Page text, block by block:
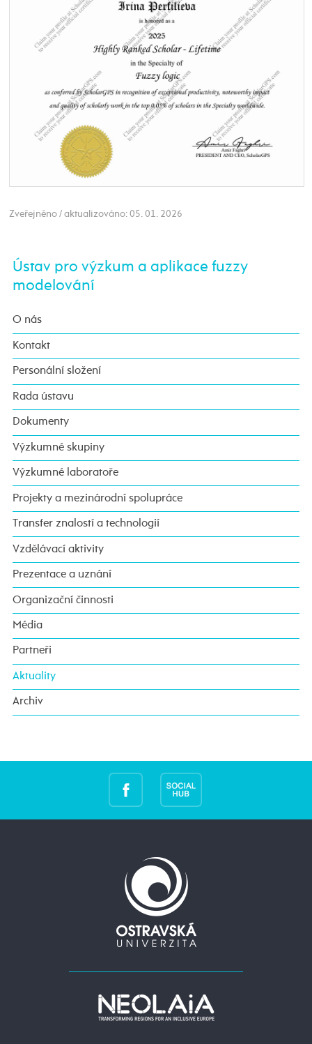
Zveřejněno / aktualizováno: 05. 01. 2026
Ústav pro výzkum a aplikace fuzzy
modelování
O nás
Kontakt
Personální složení
Rada ústavu
Dokumenty
Výzkumné skupiny
Výzkumné laboratoře
Projekty a mezinárodní spolupráce
Transfer znalostí a technologií
Vzdělávací aktivity
Prezentace a uznání
Organizační činnosti
Média
Partneři
Aktuality
Archiv